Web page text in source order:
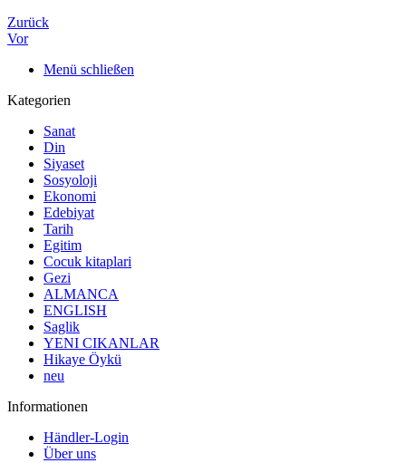
Zurück
Vor
Menü schließen
Kategorien
Sanat
Din
Siyaset
Sosyoloji
Ekonomi
Edebiyat
Tarih
Egitim
Cocuk kitaplari
Gezi
ALMANCA
ENGLISH
Saglik
YENI CIKANLAR
Hikaye Öykü
neu
Informationen
Händler-Login
Über uns